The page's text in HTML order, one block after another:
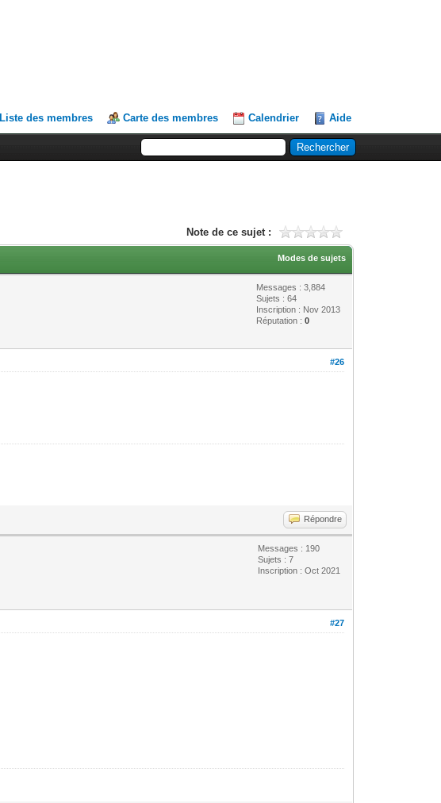
Liste des membres Carte des membres Calendrier Aide
Note de ce sujet :
Modes de sujets
Messages : 3,884
Sujets : 64
Inscription : Nov 2013
Réputation :0
#26
Répondre
Messages : 190
Sujets : 7
Inscription : Oct 2021
#27